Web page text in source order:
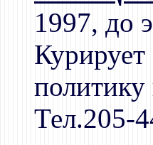
1997, до
политику
Тел.205-